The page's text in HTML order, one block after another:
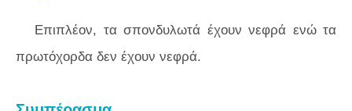
Επιπλέον, τα σπονδυλωτά έχουν νεφρά ενώ τα
πρωτόχορδα δεν έχουν νεφρά.